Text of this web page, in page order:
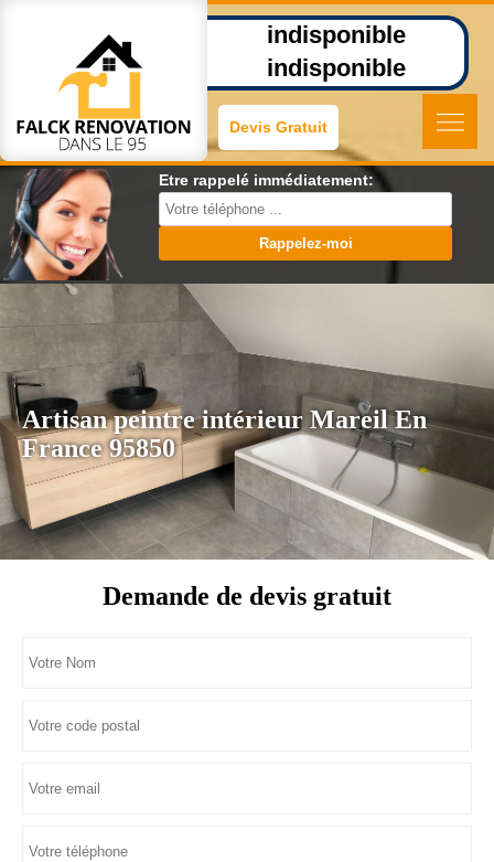
indisponible
indisponible
Devis Gratuit
Etre rappelé immédiatement:
Artisan peintre intérieur Mareil En
France 95850
Demande de devis gratuit